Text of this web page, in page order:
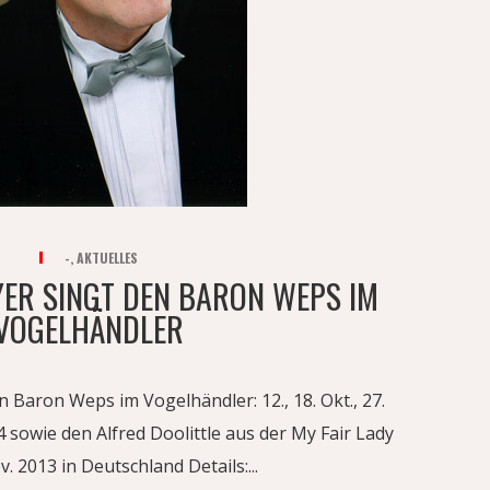
-,AKTUELLES
SINGT DEN BARON WEPS IM
Weps im Vogelhändler: 12., 18. Okt., 27.
sowie den Alfred Doolittle aus der My Fair Lady
2013 in Deutschland Details:...